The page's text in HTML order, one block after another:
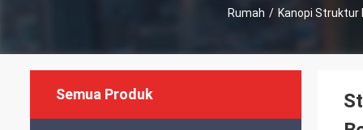
Rumah / Kanopi Struktur
Semua Produk